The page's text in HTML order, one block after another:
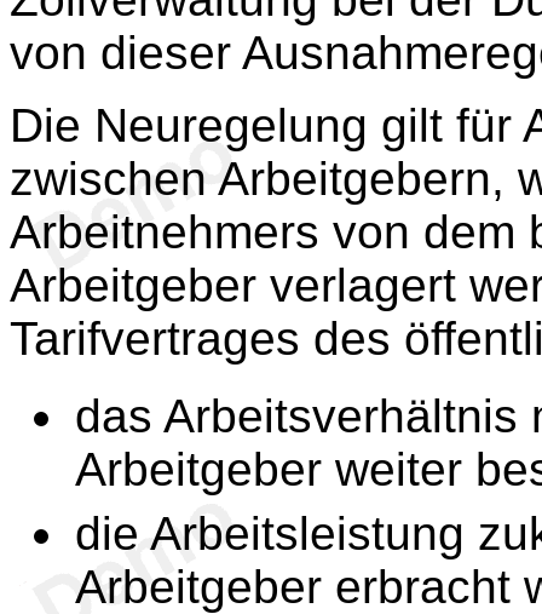
von dieser
Die Neuregelung gilt für
zwischen Arbeitgebern,
Arbeitnehmers von dem
Arbeitgeber verlagert
Tarifvertrages des
das Arbeitsverhältnis
Arbeitgeber weiter
die Arbeitsleistung
Arbeitgeber erbracht